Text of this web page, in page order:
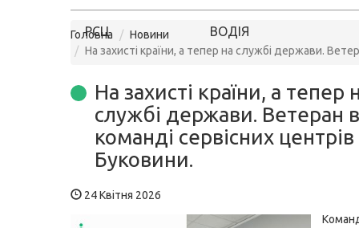
РСЦ ВОДІЯ
Головна
Новини
На захисті країни, а тепер на службі держави.
На захисті країни, а тепер
службі держави. Ветеран
команді сервісних
Буковини.
24 Квітня 2026